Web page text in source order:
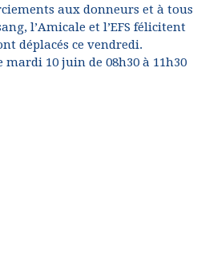
aux donneurs et à tous
l’Amicale et l’EFS félicitent
déplacés ce vendredi.
mardi 10 juin de 08h30 à 11h30